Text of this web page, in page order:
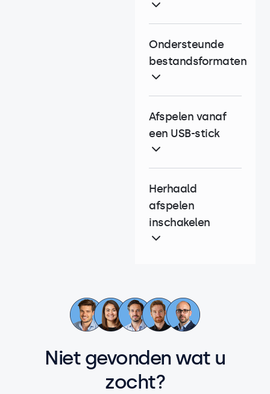
Ondersteunde
bestandsformaten
Afspelen vanaf
een USB-stick
Herhaald
afspelen
inschakelen
Niet gevonden wat u
zocht?